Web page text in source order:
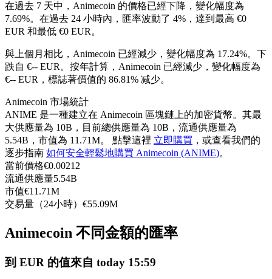
USDC永續
多種以USDC結算的永續合約
在過去 7 天中，Animecoin 的價格已經下降，變化幅度為
7.69%。 在過去 24 小時內，匯率波動了 4%，達到最高 €0
EUR 和最低 €0 EUR。
與上個月相比，Animecoin 已經減少，變化幅度為 17.24%。下
跌自 €-- EUR。 按年計算，Animecoin 已經減少，變化幅度為
€-- EUR，標誌著價值的 86.81% 减少。
Animecoin 市場統計
ANIME 是一種建立在 Animecoin 區塊鏈上的加密貨幣。其最
大供應量為 10B，目前總供應量為 10B，流通供應量為
5.54B，市值為 11.71M。 點擊這裡 立即購買 ，或查看我們的
逐步指南 如何安全輕鬆地購買 Animecoin (ANIME)。
當前價格€0.00212
流通供應量5.54B
市值€11.71M
交易量（24小時） €55.09M
Animecoin 不同金額的匯率
到 EUR 的值來自 today 15:59